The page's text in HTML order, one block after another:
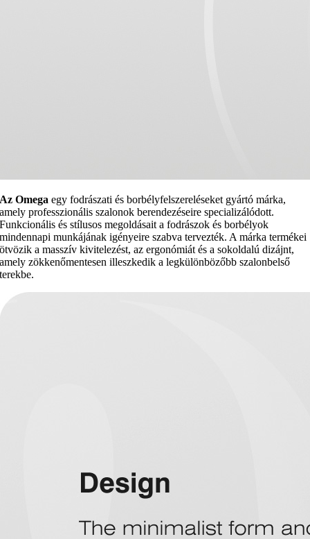
Az Omega egy fodrászati és borbélyfelszereléseket gyártó márka,
amely professzionális szalonok berendezéseire specializálódott.
Funkcionális és stílusos megoldásait a fodrászok és borbélyok
mindennapi munkájának igényeire szabva tervezték. A márka termékei
ötvözik a masszív kivitelezést, az ergonómiát és a sokoldalú dizájnt,
amely zökkenőmentesen illeszkedik a legkülönbözőbb szalonbelső
terekbe.